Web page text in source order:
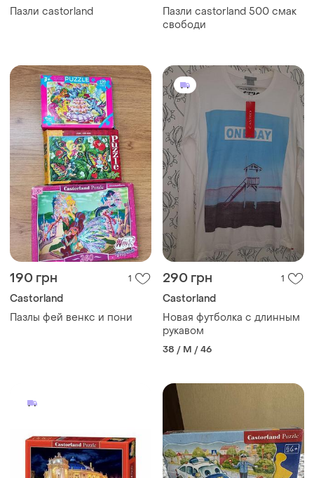
Пазли castorland
Пазли castorland 500 смак
свободи
190 грн 1
Castorland
Пазлы фей венкс и пони
290 грн 1
Castorland
Новая футболка с длинным
рукавом
38 / M / 46